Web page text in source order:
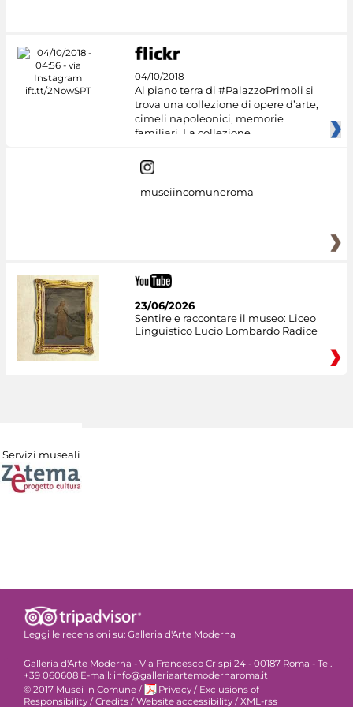
04/10/2018
Al piano terra di #PalazzoPrimoli si
trova una collezione di opere d’arte,
cimeli napoleonici, memorie
familiari. La collezione
museiincomuneroma
23/06/2026
Sentire e raccontare il museo: Liceo
Linguistico Lucio Lombardo Radice
Servizi museali
Leggi le recensioni su: Galleria d'Arte Moderna
Galleria d'Arte Moderna - Via Francesco Crispi 24 - 00187 Roma - Tel.
+39 060608 E-mail: info@galleriaartemodernaroma.it
© 2017 Musei in Comune / Privacy / Exclusions of
Responsibility / Credits / Website accessibility / XML-rss